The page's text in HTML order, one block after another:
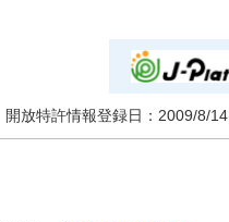
開放特許情報登録日： 2009/8/14